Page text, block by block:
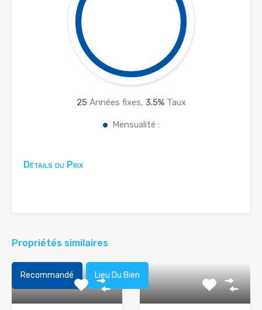
25 Années fixes, 3.5%Taux
Mensualité :
Détails du Prix
Propriétés similaires
Recommandé Lieu Du Bien